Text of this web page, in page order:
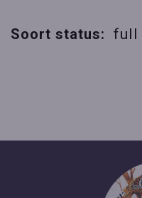
Soort status: full